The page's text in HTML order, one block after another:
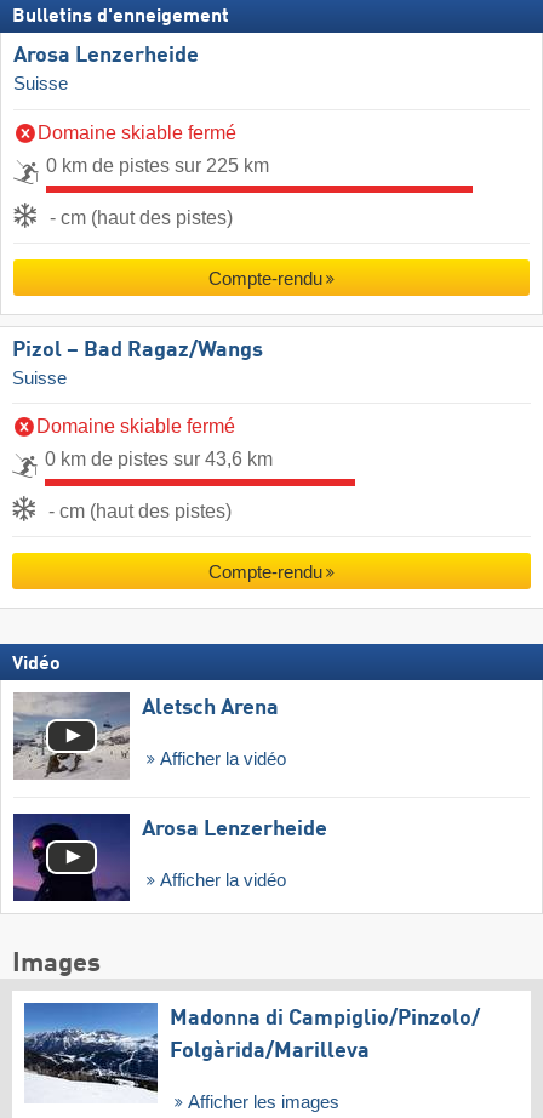
Bulletins d'enneigement
Arosa Lenzerheide
Suisse
Domaine skiable fermé
0 km de pistes sur 225 km
- cm (haut des pistes)
Compte-rendu
Pizol – Bad Ragaz/​Wangs
Suisse
Domaine skiable fermé
0 km de pistes sur 43,6 km
- cm (haut des pistes)
Compte-rendu
Vidéo
Aletsch Arena
Afficher la vidéo
Arosa Lenzerheide
Afficher la vidéo
Images
Madonna di Campiglio/​Pinzolo/​
Folgàrida/​Marilleva
Afficher les images